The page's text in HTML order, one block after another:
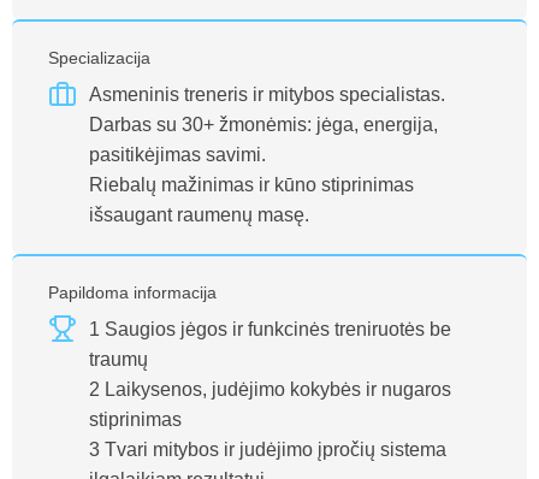
Specializacija
Asmeninis treneris ir mitybos specialistas.
Darbas su 30+ žmonėmis: jėga, energija,
pasitikėjimas savimi.
Riebalų mažinimas ir kūno stiprinimas
išsaugant raumenų masę.
Papildoma informacija
1 Saugios jėgos ir funkcinės treniruotės be
traumų
2 Laikysenos, judėjimo kokybės ir nugaros
stiprinimas
3 Tvari mitybos ir judėjimo įpročių sistema